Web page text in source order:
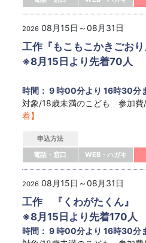
2026 08月15日～08月31日
工作『もこもこかきごおり
※8月15日より先着70人
時間： 9 時00分より 16時30分
対象/18歳未満のこども 参加
着】
申込方法
電話・窓口
WEB・ハガキ
2026 08月15日～08月31日
工作 『くわがたくん』
※8月15日より先着170人
時間： 9 時00分より 16時30分